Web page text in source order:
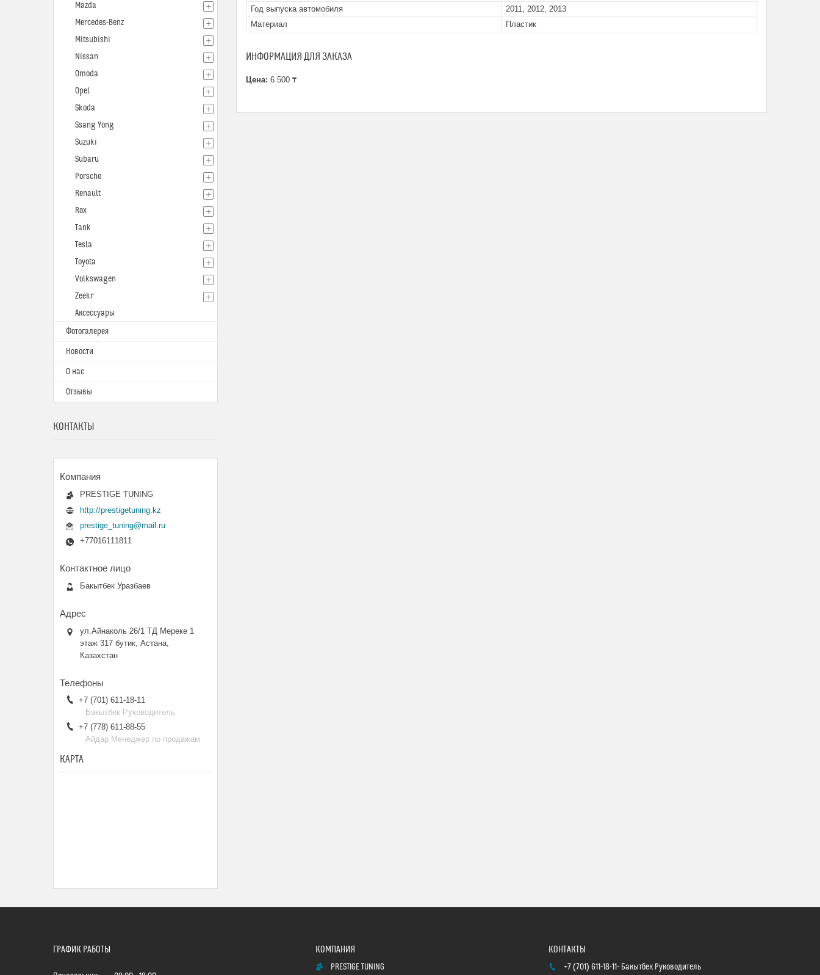
Год выпуска автомобиля
2011, 2012, 2013
Материал
Пластик
ИНФОРМАЦИЯ ДЛЯ ЗАКАЗА
Цена: 6 500 ₸
Mazda
Mercedes-Benz
Mitsubishi
Nissan
Omoda
Opel
Skoda
Ssang Yong
Suzuki
Subaru
Porsche
Renault
Rox
Tank
Tesla
Toyota
Volkswagen
Zeekr
Аксессуары
Фотогалерея
Новости
О нас
Отзывы
КОНТАКТЫ
PRESTIGE TUNING
http://prestigetuning.kz
prestige_tuning@mail.ru
+77016111811
Бакытбек Уразбаев
ул.Айнаколь 26/1 ТД Мереке 1
этаж 317 бутик, Астана,
Казахстан
+7 (701) 611-18-11
Бакытбек Руководитель
+7 (778) 611-88-55
Айдар Менеджер по продажам
КАРТА
ГРАФИК РАБОТЫ
PRESTIGE TUNING +7 (701) 611-18-11 Бакытбек Руководитель